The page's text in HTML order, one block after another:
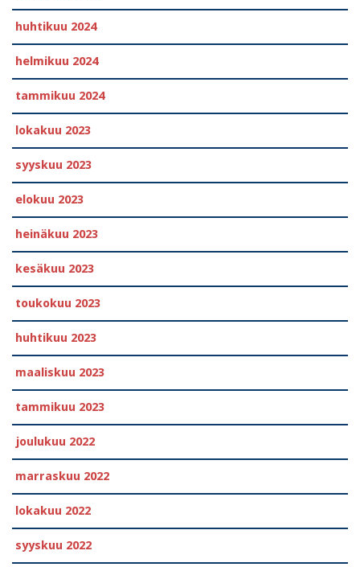
huhtikuu 2024
helmikuu 2024
tammikuu 2024
lokakuu 2023
syyskuu 2023
elokuu 2023
heinäkuu 2023
kesäkuu 2023
toukokuu 2023
huhtikuu 2023
maaliskuu 2023
tammikuu 2023
joulukuu 2022
marraskuu 2022
lokakuu 2022
syyskuu 2022